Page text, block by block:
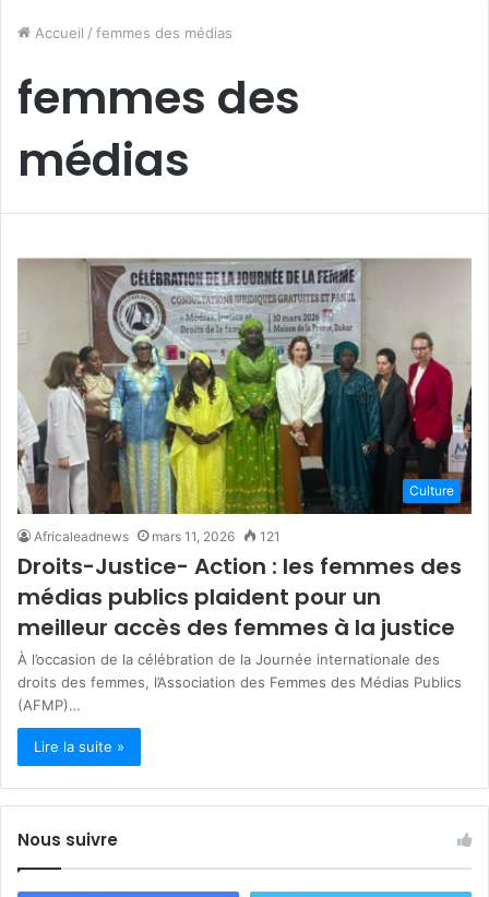
Accueil / femmes des médias
femmes des
médias
Culture
Africaleadnews mars 11, 2026 121
Droits-Justice- Action : les femmes des
médias publics plaident pour un
meilleur accès des femmes à la justice
À l’occasion de la célébration de la Journée internationale des
droits des femmes, l’Association des Femmes des Médias Publics
(AFMP)…
Lire la suite »
Nous suivre